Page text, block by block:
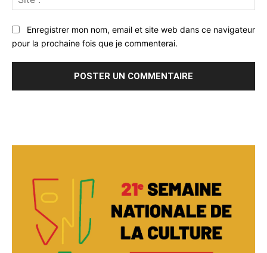
:
Enregistrer mon nom, email et site web dans ce navigateur
pour la prochaine fois que je commenterai.